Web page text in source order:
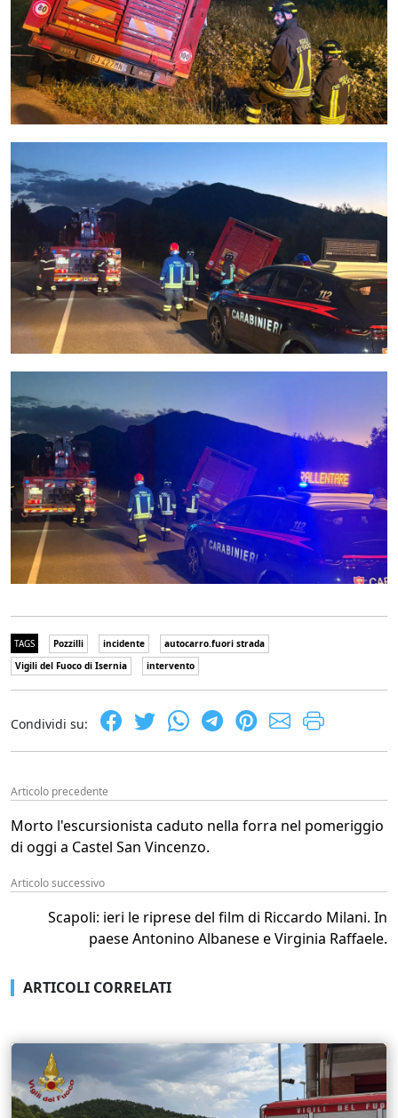
TAGS Pozzilli incidente
autocarro.fuori strada
Vigili del Fuoco di Isernia
intervento
Condividi su:
Articolo precedente
Morto l'escursionista caduto nella forra nel pomeriggio
di oggi a Castel San Vincenzo.
Articolo successivo
Scapoli: ieri le riprese del film di Riccardo Milani. In
paese Antonino Albanese e Virginia Raffaele.
ARTICOLI CORRELATI